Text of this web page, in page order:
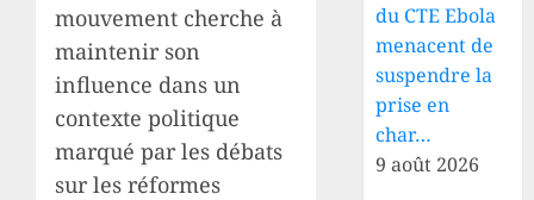
mouvement cherche à
maintenir son
influence dans un
contexte politique
marqué par les débats
sur les réformes
du CTE Ebola
menacent de
suspendre la
prise en
char…
9 août 2026